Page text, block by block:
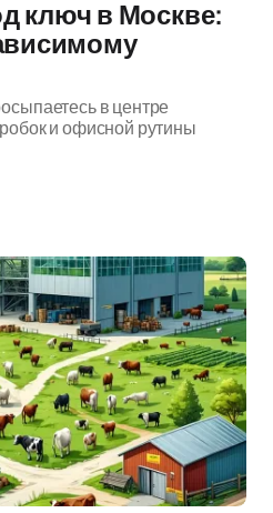
ключ в Москве:
в центре
и офисной рутины